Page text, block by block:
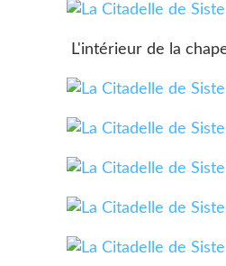
L'intérieur de la